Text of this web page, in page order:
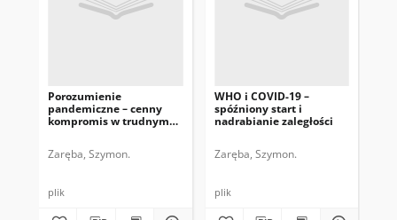
Porozumienie
pandemiczne – cenny
kompromis w trudnym
Zaręba, Szymon.
plik
WHO i COVID-19 –
spóźniony start i
nadrabianie zaległości
Zaręba, Szymon.
plik